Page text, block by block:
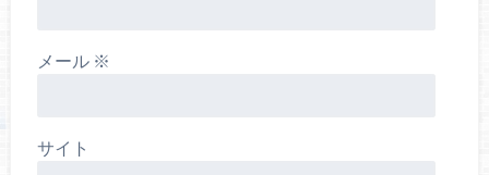
メール ※
サイト